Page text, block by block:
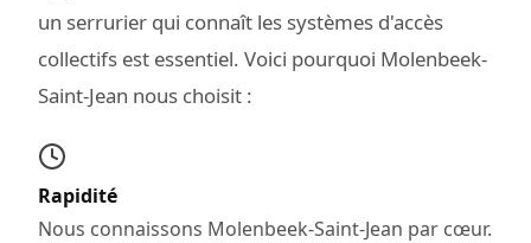
un serrurier qui connaît les systèmes d'accès
collectifs est essentiel. Voici pourquoi Molenbeek-
Saint-Jean nous choisit :
Rapidité
Nous connaissons Molenbeek-Saint-Jean par cœur.